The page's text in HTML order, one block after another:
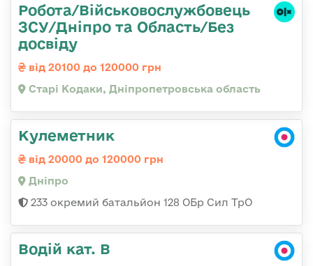
Робота/Військовослужбовець
ЗСУ/Дніпро та Область/Без
досвіду
від 20100 до 120000 грн
Старі Кодаки, Дніпропетровська область
Кулеметник
від 20000 до 120000 грн
Дніпро
233 окремий батальйон 128 ОБр Сил ТрО
Водій кат. В